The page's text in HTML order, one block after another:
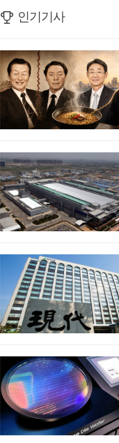
인기기사